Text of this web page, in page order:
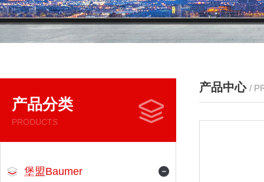
产品分类
PRODUCTS
堡盟Baumer
产品中心 /